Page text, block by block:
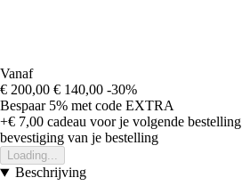
Vanaf
€ 200,00 € 140,00 -30%
Bespaar 5% met code EXTRA
+€ 7,00 cadeau voor je volgende bestelling
bevestiging van je bestelling
Loading...
Beschrijving